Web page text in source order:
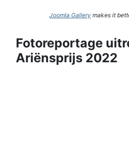
Joomla Gallery makes it
Fotoreportage
Ariënsprijs 2022